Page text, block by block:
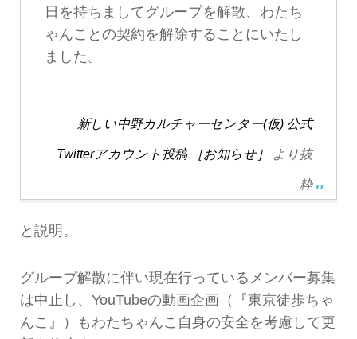
日を持ちましてグループを解散、わたち
ゃんことの契約を解除することにいたし
ました。
新しい中野カルチャーセンター(仮) 公式
Twitterアカウント投稿 ［お知らせ］ より抜
粋
と説明。
グループ解散に伴い現在行っているメンバー募集
は中止し、YouTubeの動画企画（『東京徒歩ちゃ
んこ』）もわたちゃんこ自身の安全を考慮して更